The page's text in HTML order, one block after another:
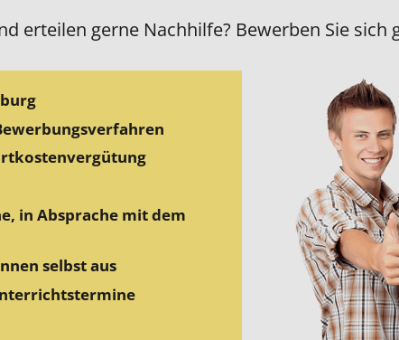
erteilen gerne Nachhilfe? Bewerben Sie sich
in Absprache mit dem
selbst aus